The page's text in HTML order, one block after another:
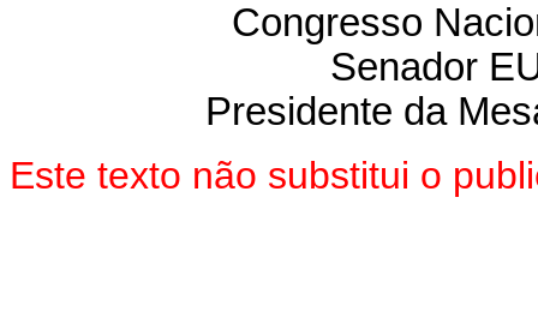
Congresso
Senador
Presidente da
Este texto não substitui o